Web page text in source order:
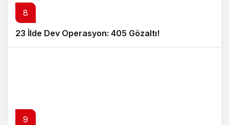
8
23 İlde Dev Operasyon: 405 Gözaltı!
9